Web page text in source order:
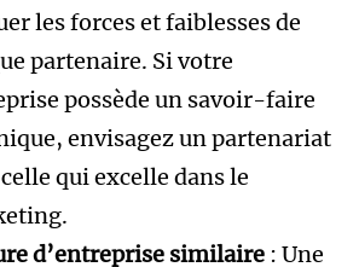
les forces et faiblesses de
partenaire. Si votre
possède un savoir-faire
envisagez un partenariat
qui excelle dans le
d’entreprise similaire : Une